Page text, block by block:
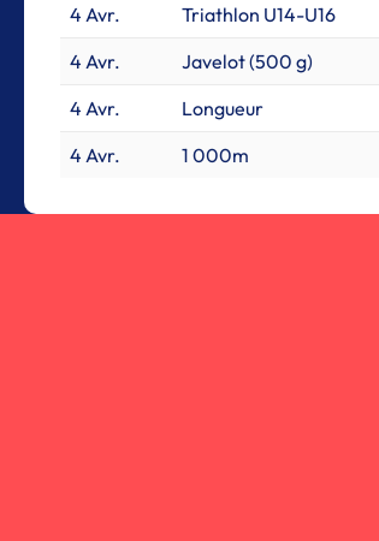
4 Avr.
Triathlon U14-U16
4 Avr.
Javelot (500 g)
4 Avr.
Longueur
4 Avr.
1 000m